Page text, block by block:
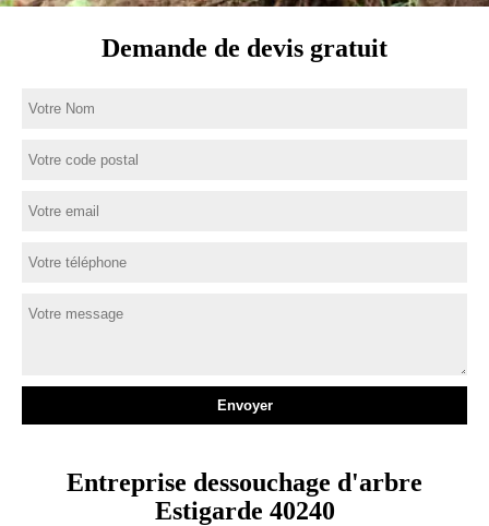
Demande de devis gratuit
Entreprise dessouchage d'arbre
Estigarde 40240